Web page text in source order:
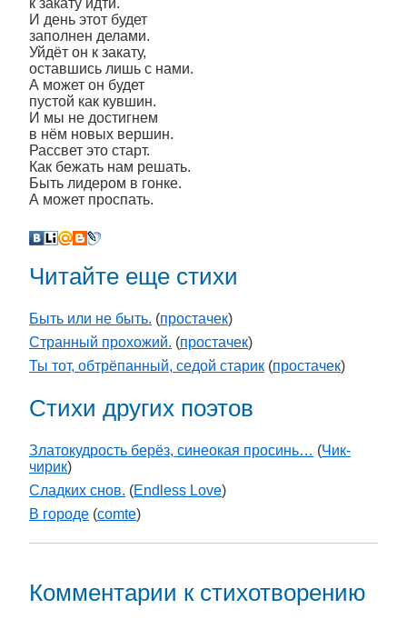
к закату идти.
И день этот будет
заполнен делами.
Уйдёт он к закату,
оставшись лишь с нами.
А может он будет
пустой как кувшин.
И мы не достигнем
в нём новых вершин.
Рассвет это старт.
Как бежать нам решать.
Быть лидером в гонке.
А может проспать.
Читайте еще стихи
Быть или не быть. (простачек)
Странный прохожий. (простачек)
Ты тот, обтрёпанный, седой старик (простачек)
Стихи других поэтов
Златокудрость берёз, синеокая просинь… (Чик-
чирик)
Сладких снов. (Endless Love)
В городе (comte)
Комментарии к стихотворению